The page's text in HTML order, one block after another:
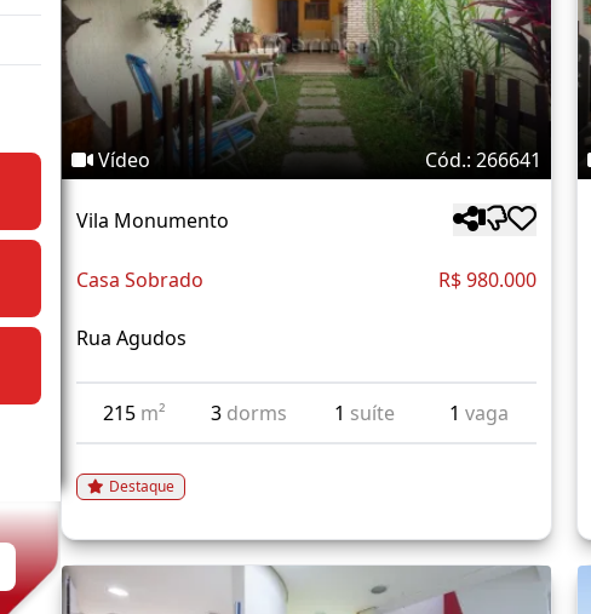
Vídeo Cód.: 266641
Vila Monumento
Casa Sobrado R$ 980.000
Rua Agudos
215 m² 3 dorms 1 suíte 1 vaga
Destaque